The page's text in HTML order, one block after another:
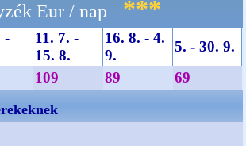
Eur / nap ***
-
11. 7. -
15. 8.
16. 8. - 4.
9.
5. - 30. 9.
109 89 69